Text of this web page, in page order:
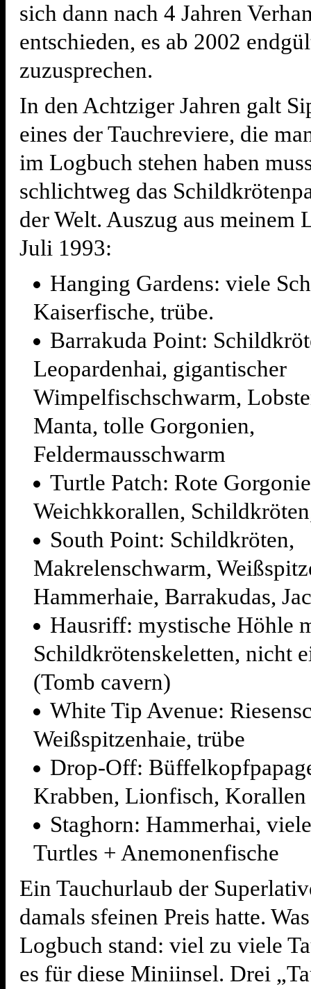
sich dann nach 4 Jahren
entschieden, es ab 2002
zuzusprechen.
In den Achtziger Jahren galt
eines der Tauchreviere, die
im Logbuch stehen haben
schlichtweg das
der Welt. Auszug aus meinem
Juli 1993:
Hanging Gardens: viele
Kaiserfische, trübe.
Barrakuda Point:
Leopardenhai, gigantischer
Wimpelfischschwarm,
Manta, tolle Gorgonien,
Feldermausschwarm
Turtle Patch: Rote
Weichkkorallen,
South Point: Schildkröten,
Makrelenschwarm,
Hammerhaie, Barrakudas,
Hausriff: mystische Höhle
Schildkrötenskeletten, nicht
(Tomb cavern)
White Tip Avenue:
Weißspitzenhaie, trübe
Drop-Off:
Krabben, Lionfisch, Korallen
Staghorn: Hammerhai,
Turtles + Anemonenfische
Ein Tauchurlaub der
damals sfeinen Preis hatte.
Logbuch stand: viel zu viele
es für diese Miniinsel. Drei